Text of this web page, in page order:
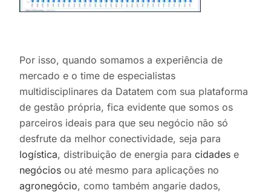
Por isso, quando somamos a experiência de
mercado e o time de especialistas
multidisciplinares da Datatem com sua plataforma
de gestão própria, fica evidente que somos os
parceiros ideais para que seu negócio não só
desfrute da melhor conectividade, seja para
logística, distribuição de energia paracidades e
negócios ou até mesmo para aplicações no
agronegócio, como também angarie dados,